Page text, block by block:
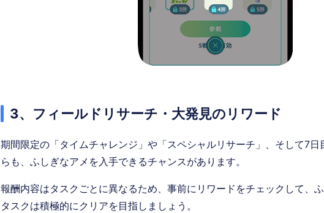
3、フィールドリサーチ・大発見のリワード
期間限定の「タイムチャレンジ」や「スペシャルリサーチ」、そして7
らも、ふしぎなアメを入手できるチャンスがあります。
報酬内容はタスクごとに異なるため、事前にリワードをチェックして、
タスクは積極的にクリアを目指しましょう。